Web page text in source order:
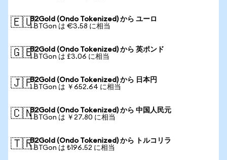
🇪🇺B2Gold (Ondo Tokenized) から ユーロ
1 BTGon は €3.58 に相当
🇬🇧B2Gold (Ondo Tokenized) から 英ポンド
1 BTGon は £3.06 に相当
🇯🇵B2Gold (Ondo Tokenized) から 日本円
1 BTGon は ￥652.64 に相当
🇨🇳B2Gold (Ondo Tokenized) から 中国人民元
1 BTGon は ￥27.80 に相当
🇹🇷B2Gold (Ondo Tokenized) から トルコリラ
1 BTGon は ₺196.52 に相当